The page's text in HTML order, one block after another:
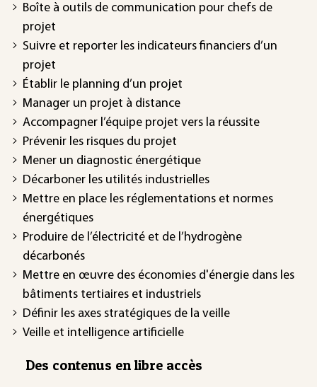
Boîte à outils de communication pour chefs de
projet
Suivre et reporter les indicateurs financiers d’un
projet
Établir le planning d’un projet
Manager un projet à distance
Accompagner l’équipe projet vers la réussite
Prévenir les risques du projet
Mener un diagnostic énergétique
Décarboner les utilités industrielles
Mettre en place les réglementations et normes
énergétiques
Produire de l’électricité et de l’hydrogène
décarbonés
Mettre en œuvre des économies d'énergie dans les
bâtiments tertiaires et industriels
Définir les axes stratégiques de la veille
Veille et intelligence artificielle
Des contenus en libre accès